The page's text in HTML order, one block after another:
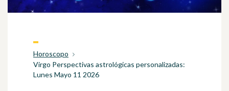
Horoscopo
Virgo Perspectivas astrológicas personalizadas:
Lunes Mayo 11 2026